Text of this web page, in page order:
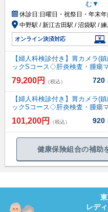
む▼
休診日:日曜日・祝祭日・年末
中野駅 / 新江古田駅 / 沼袋駅 / 練
オンライン決済対応
【婦人科検診付き】胃カメラ(
ックSコース◇肝炎検査・腫瘍
79,200円 （税込） 720
【婦人科検診付き】胃カメラ(
ックSコース◇肝炎検査・腫瘍
101,200円 （税込） 920
健康保険組合の補助
レデ